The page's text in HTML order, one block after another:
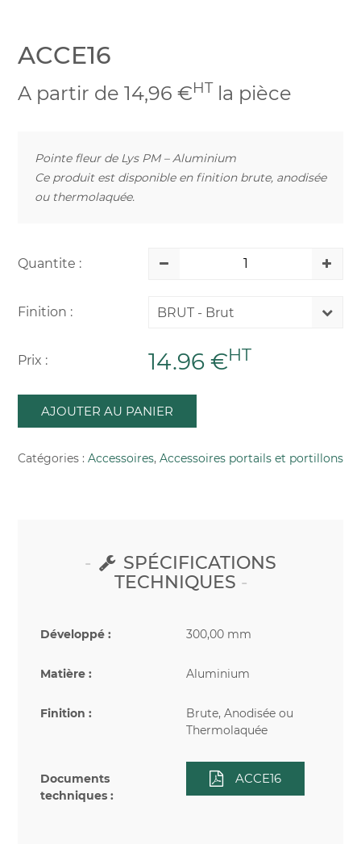
ACCE16
A partir de 14,96 €HT la pièce
Pointe fleur de Lys PM – Aluminium
Ce produit est disponible en finition brute, anodisée
ou thermolaquée.
Quantite :
Finition : BRUT - Brut
Prix : 14.96 €HT
AJOUTER AU PANIER
Catégories : Accessoires, Accessoires portails et portillons
SPÉCIFICATIONS
TECHNIQUES
Développé : 300,00 mm
Matière : Aluminium
Finition :
Brute, Anodisée ou
Thermolaquée
Documents
techniques :
ACCE16